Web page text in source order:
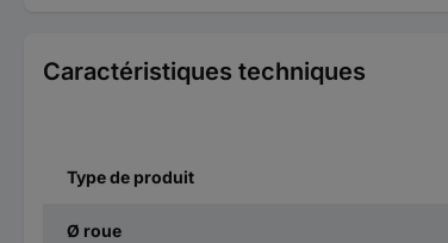
Caractéristiques techniques
Type de produit
Ø roue